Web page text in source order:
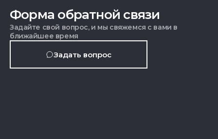
Форма обратной связи
Задайте свой вопрос, и мы свяжемся с вами в
ближайшее время
Задать вопрос